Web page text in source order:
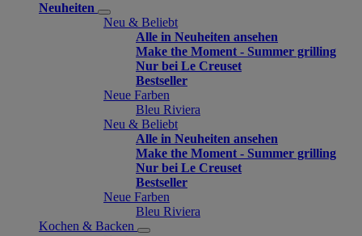
Neuheiten
Neu & Beliebt
Alle in Neuheiten ansehen
Make the Moment - Summer grilling
Nur bei Le Creuset
Bestseller
Neue Farben
Bleu Riviera
Neu & Beliebt
Alle in Neuheiten ansehen
Make the Moment - Summer grilling
Nur bei Le Creuset
Bestseller
Neue Farben
Bleu Riviera
Kochen & Backen